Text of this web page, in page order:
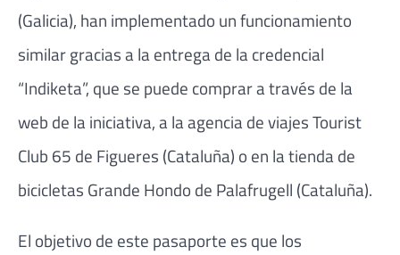
(Galicia), han implementado un funcionamiento
similar gracias a la entrega de la credencial
“Indiketa”, que se puede comprar a través de la
web de la iniciativa, a la agencia de viajes Tourist
Club 65 de Figueres (Cataluña) o en la tienda de
bicicletas Grande Hondo de Palafrugell (Cataluña).
El objetivo de este pasaporte es que los